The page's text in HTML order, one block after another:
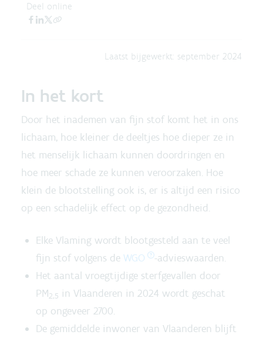
Deel online
Laatst bijgewerkt: september 2024
In het kort
Door het inademen van fijn stof komt het in ons
lichaam, hoe kleiner de deeltjes hoe dieper ze in
het menselijk lichaam kunnen doordringen en
hoe meer schade ze kunnen veroorzaken. Hoe
klein de blootstelling ook is, er is altijd een risico
op een schadelijk effect op de gezondheid.
Elke Vlaming wordt blootgesteld aan te veel
fijn stof volgens de WGO
-advieswaarden.
Het aantal vroegtijdige sterfgevallen door
PM2,5 in Vlaanderen in 2024 wordt geschat
op ongeveer 2700.
De gemiddelde inwoner van Vlaanderen blijft